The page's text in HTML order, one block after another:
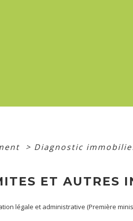
> Diagnostic
ET AUTRES
légale et administrative (Première